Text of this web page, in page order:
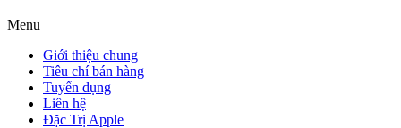
Menu
Giới thiệu chung
Tiêu chí bán hàng
Tuyển dụng
Liên hệ
Đặc Trị Apple